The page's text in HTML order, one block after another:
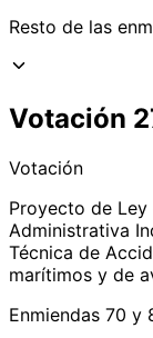
Resto de las
Votación
Votación
Proyecto de
Administrativa
Técnica de
marítimos y de
Enmiendas 70 y